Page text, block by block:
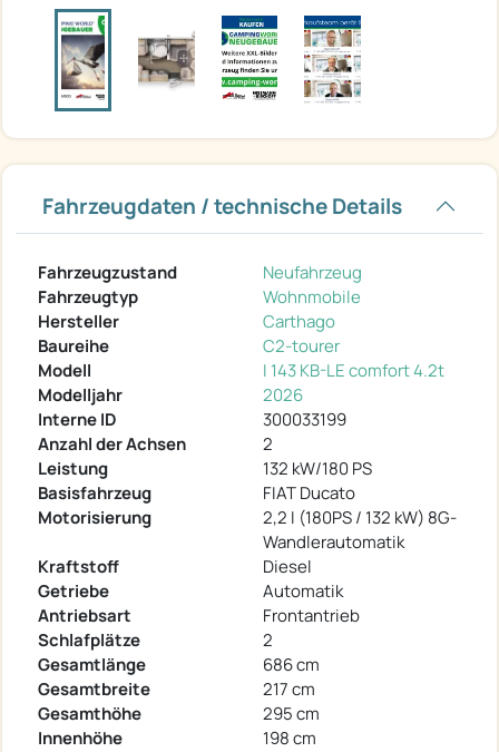
Fahrzeugdaten / technische Details
Fahrzeugzustand
Neufahrzeug
Fahrzeugtyp
Wohnmobile
Hersteller
Carthago
Baureihe
C2-tourer
Modell
I 143 KB-LE comfort 4.2t
Modelljahr
2026
Interne ID
300033199
Anzahl der Achsen
2
Leistung
132 kW/180 PS
Basisfahrzeug
FIAT Ducato
Motorisierung
2,2 I (180PS / 132 kW) 8G-
Wandlerautomatik
Kraftstoff
Diesel
Getriebe
Automatik
Antriebsart
Frontantrieb
Schlafplätze
2
Gesamtlänge
686 cm
Gesamtbreite
217 cm
Gesamthöhe
295 cm
Innenhöhe
198 cm